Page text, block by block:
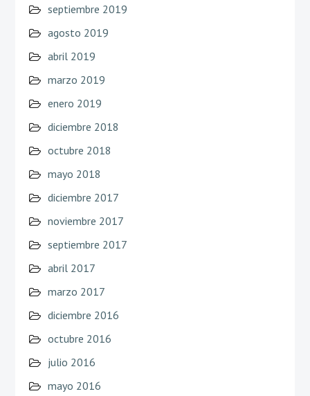
septiembre 2019
agosto 2019
abril 2019
marzo 2019
enero 2019
diciembre 2018
octubre 2018
mayo 2018
diciembre 2017
noviembre 2017
septiembre 2017
abril 2017
marzo 2017
diciembre 2016
octubre 2016
julio 2016
mayo 2016